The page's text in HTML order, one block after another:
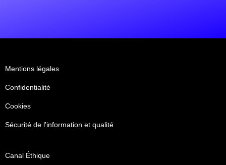
Mentions légales
Confidentialité
Cookies
Sécurité de l'information et qualité
Canal Éthique